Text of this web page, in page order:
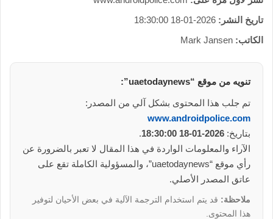
تاريخ النشر: 2026-01-18 18:30:00
الكاتب: Mark Jansen
تنويه من موقع “uaetodaynews”:
تم جلب هذا المحتوى بشكل آلي من المصدر:
www.androidpolice.com
بتاريخ: 2026-01-18 18:30:00
.
الآراء والمعلومات الواردة في هذا المقال لا تعبر بالضرورة عن
رأي موقع “uaetodaynews”، والمسؤولية الكاملة تقع على
عاتق المصدر الأصلي.
ملاحظة: قد يتم استخدام الترجمة الآلية في بعض الأحيان لتوفير
هذا المحتوى.